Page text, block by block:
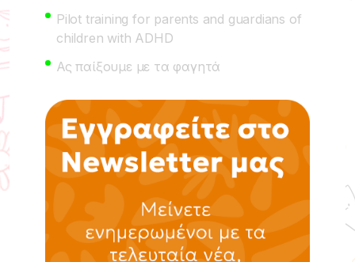
Pilot training for parents and guardians of
children with ADHD
Ας παίξουμε με τα φαγητά